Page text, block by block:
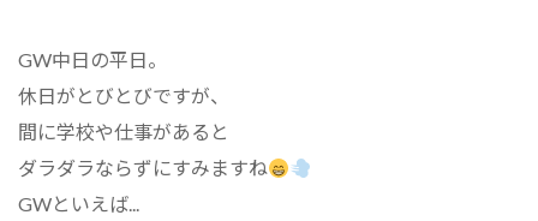
新
日
時
GW中日の平日。
休日がとびとびですが、
間に学校や仕事があると
ダラダラならずにすみますね
GWといえば...